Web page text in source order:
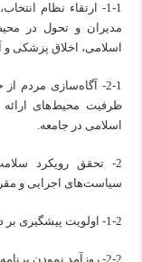
1-1- ارتقاء نظام
مدیران و تحول در
اسلامی، اخلاق پزشکی
2-1- آگاه‌سازی مردم
ظرفیت محیط‌های
اسلامی در جامعه.
2- تحقق رویکرد
سیاست‌های اجرایی و
1-2- اولویت پیشگیری بر درمان.
2-2- روزآمد نمودن برنامه‌های بهداشتی و درمانی.